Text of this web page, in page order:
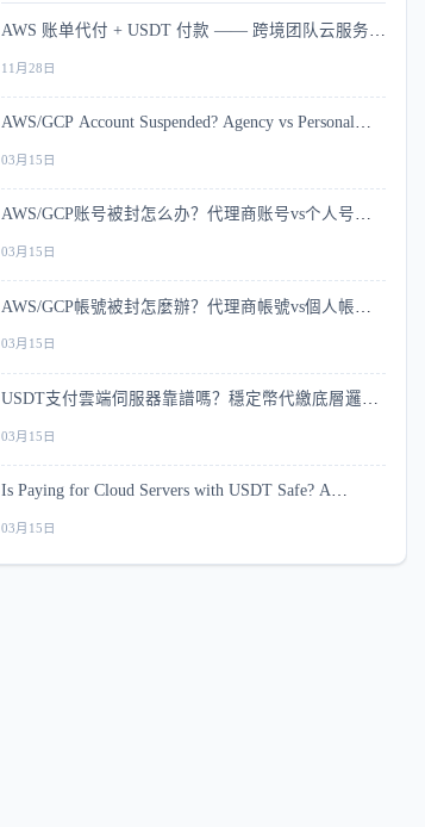
AWS 账单代付 + USDT 付款 —— 跨境团队云服务支
11月28日
AWS/GCP Account Suspended? Agency vs Personal
03月15日
AWS/GCP账号被封怎么办？代理商账号vs个人号风
03月15日
AWS/GCP帳號被封怎麼辦？代理商帳號vs個人帳號
03月15日
USDT支付雲端伺服器靠譜嗎？穩定幣代繳底層邏輯
03月15日
Is Paying for Cloud Servers with USDT Safe? A
03月15日